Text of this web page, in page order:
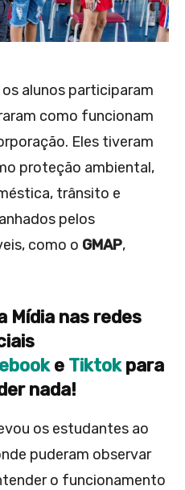
alunos participaram
como funcionam
Eles tiveram
proteção ambiental,
trânsito e
pelos
como o GMAP,
Mídia nas redes
e Tiktokpara
nada!
os estudantes ao
puderam observar
o funcionamento